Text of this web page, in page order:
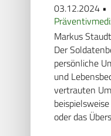
03.12.2024 •
Markus
Der
persönliche
und
vertrauten
oder das